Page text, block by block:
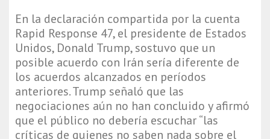
En la declaración compartida por la cuenta
Rapid Response 47, el presidente de Estados
Unidos, Donald Trump, sostuvo que un
posible acuerdo con Irán sería diferente de
los acuerdos alcanzados en períodos
anteriores. Trump señaló que las
negociaciones aún no han concluido y afirmó
que el público no debería escuchar “las
críticas de quienes no saben nada sobre el